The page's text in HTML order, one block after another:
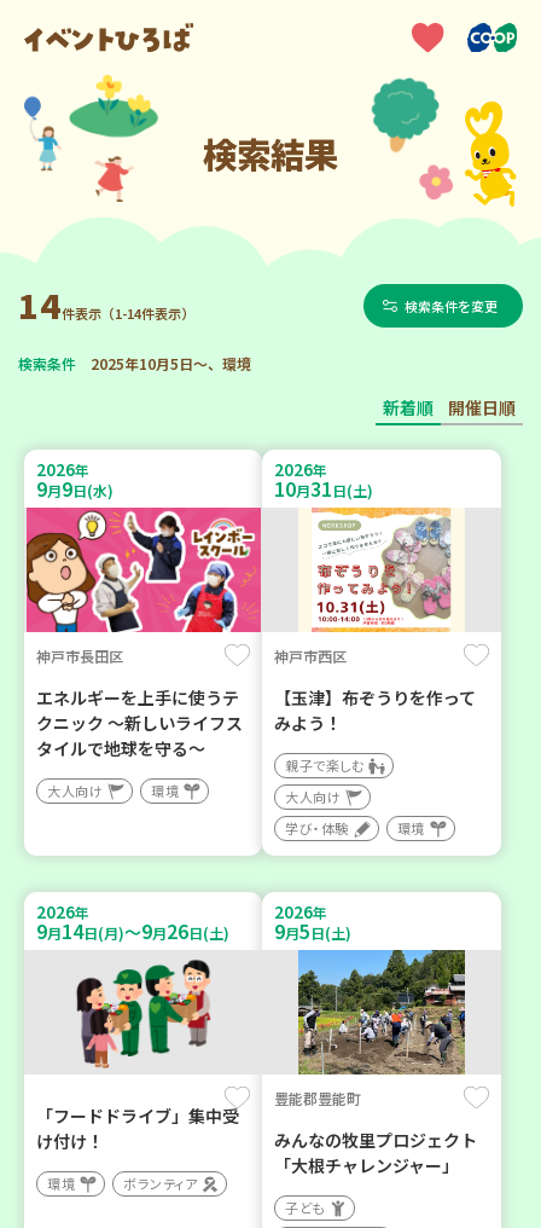
検索結果
14件表示（1-14件表示） 検索条件を変更
検索条件 2025年10月5日～、環境
新着順 開催日順
2026年
9月9日(水)
神戸市長田区
エネルギーを上手に使うテ
クニック ～新しいライフス
タイルで地球を守る～
大人向け 環境
2026年
10月31日(土)
神戸市西区
【玉津】布ぞうりを作って
みよう！
親子で楽しむ
大人向け
学び・体験
環境
2026年
9月14日(月)～9月26日(土)
「フードドライブ」集中受
け付け！
環境 ボランティア
2026年
9月5日(土)
豊能郡豊能町
みんなの牧里プロジェクト
「大根チャレンジャー」
子ども